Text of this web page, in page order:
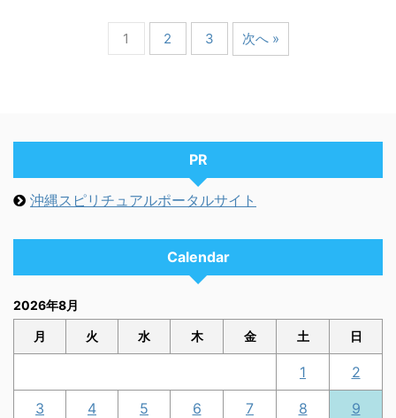
1 2 3 次へ »
PR
沖縄スピリチュアルポータルサイト
Calendar
2026年8月
月 火 水 木 金 土 日
1 2
3 4 5 6 7 8 9